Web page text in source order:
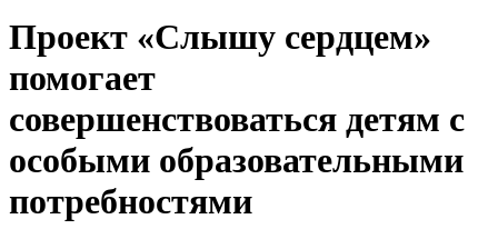
Проект «Слышу сердцем»
помогает
совершенствоваться детям с
особыми образовательными
потребностями